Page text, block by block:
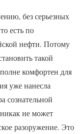
без серьезных
есть по
нефти. Потому
такой
комфортен для
уже нанесла
сознательной
не может
разоружение. Это